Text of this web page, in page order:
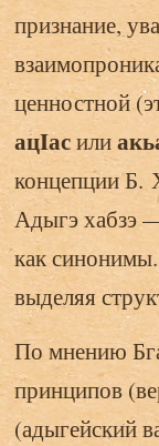
признание,
ценностной
ацIасили
концепции Б.
Адыгэ хабзэ
как
выделяя
По мнению
принципов
(адыгейский